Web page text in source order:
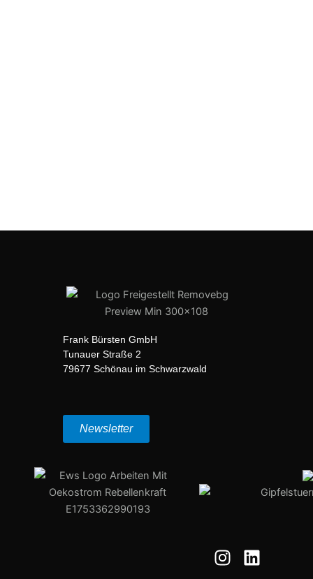
Frank Bürsten GmbH
Tunauer Straße 2
79677 Schönau im Schwarzwald
Newsletter
I
n
L
i